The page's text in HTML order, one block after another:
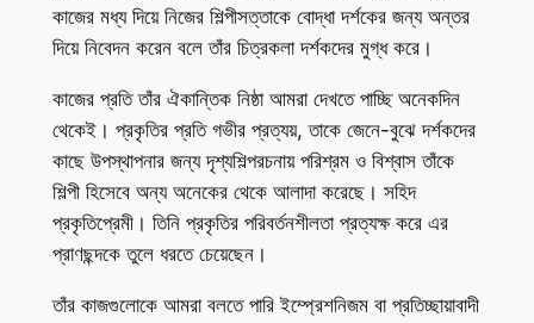
কাজের মধ্য দিয়ে নিজের শিল্পীসত্তাকে বোদ্ধা দর্শকের জন্য অন্তর
দিয়ে নিবেদন করেন বলে তাঁর চিত্রকলা দর্শকদের মুগ্ধ করে।
কাজের প্রতি তাঁর ঐকান্তিক নিষ্ঠা আমরা দেখতে পাচ্ছি অনেকদিন
থেকেই। প্রকৃতির প্রতি গভীর প্রত্যয়, তাকে জেনে-বুঝে দর্শকদের
কাছে উপস্থাপনার জন্য দৃশ্যশিল্পরচনায় পরিশ্রম ও বিশ্বাস তাঁকে
শিল্পী হিসেবে অন্য অনেকের থেকে আলাদা করেছে। সহিদ
প্রকৃতিপ্রেমী। তিনি প্রকৃতির পরিবর্তনশীলতা প্রত্যক্ষ করে এর
প্রাণছন্দকে তুলে ধরতে চেয়েছেন।
তাঁর কাজগুলোকে আমরা বলতে পারি ইম্প্রেশনিজম বা প্রতিচ্ছায়াবাদী